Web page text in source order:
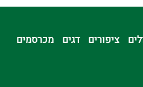
ציפורים דגים מכרסמים